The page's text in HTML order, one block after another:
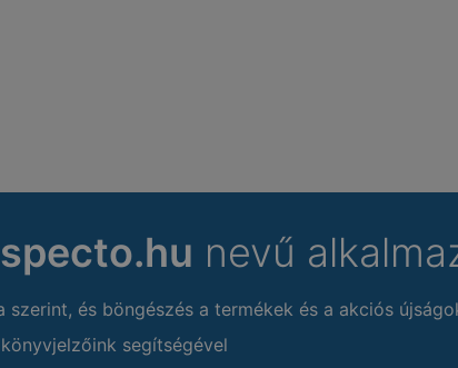
nevű
szerint, és böngészés a termékek és a akciós
segítségével